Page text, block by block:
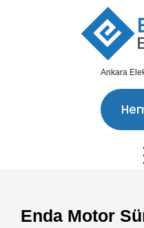
Ankara
Enda Motor